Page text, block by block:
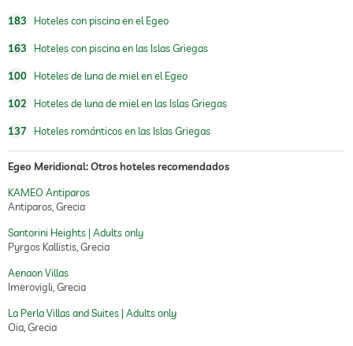
183 Hoteles con piscina en el Egeo
163 Hoteles con piscina en las Islas Griegas
100 Hoteles de luna de miel en el Egeo
102 Hoteles de luna de miel en las Islas Griegas
137 Hoteles románticos en las Islas Griegas
Egeo Meridional: Otros hoteles recomendados
KAMEO Antiparos
Antiparos, Grecia
Santorini Heights | Adults only
Pyrgos Kallistis, Grecia
Aenaon Villas
Imerovigli, Grecia
La Perla Villas and Suites | Adults only
Oia, Grecia